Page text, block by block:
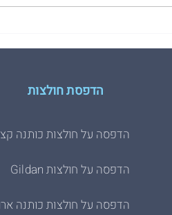
הדפסת חולצות
הדפסה על חולצות כותנה
הדפסה על חולצות Gildan
הדפסה על חולצות כותנה